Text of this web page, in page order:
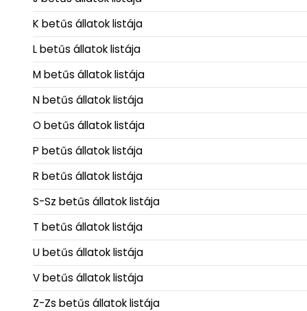
K betűs állatok listája
L betűs állatok listája
M betűs állatok listája
N betűs állatok listája
O betűs állatok listája
P betűs állatok listája
R betűs állatok listája
S-Sz betűs állatok listája
T betűs állatok listája
U betűs állatok listája
V betűs állatok listája
Z-Zs betűs állatok listája